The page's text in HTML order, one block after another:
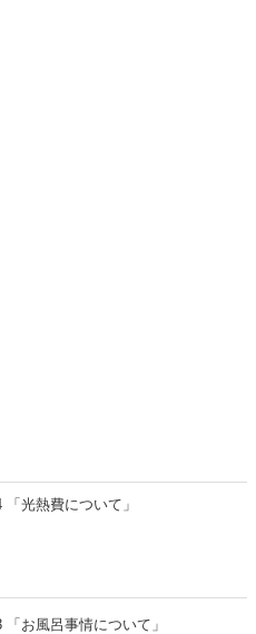
光熱費について」
お風呂事情について」